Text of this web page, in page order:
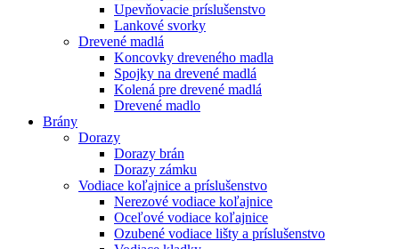
Upevňovacie príslušenstvo
Lankové svorky
Drevené madlá
Koncovky dreveného madla
Spojky na drevené madlá
Kolená pre drevené madlá
Drevené madlo
Brány
Dorazy
Dorazy brán
Dorazy zámku
Vodiace koľajnice a príslušenstvo
Nerezové vodiace koľajnice
Oceľové vodiace koľajnice
Ozubené vodiace lišty a príslušenstvo